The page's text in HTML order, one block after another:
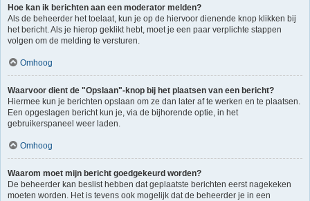
Hoe kan ik berichten aan een moderator melden?
Als de beheerder het toelaat, kun je op de hiervoor dienende knop klikken bij
het bericht. Als je hierop geklikt hebt, moet je een paar verplichte stappen
volgen om de melding te versturen.
Omhoog
Waarvoor dient de "Opslaan"-knop bij het plaatsen van een bericht?
Hiermee kun je berichten opslaan om ze dan later af te werken en te plaatsen.
Een opgeslagen bericht kun je, via de bijhorende optie, in het
gebruikerspaneel weer laden.
Omhoog
Waarom moet mijn bericht goedgekeurd worden?
De beheerder kan beslist hebben dat geplaatste berichten eerst nagekeken
moeten worden. Het is tevens ook mogelijk dat de beheerder je in een